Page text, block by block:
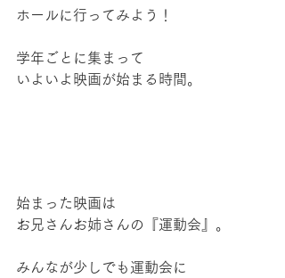
ホールに行ってみよう！
学年ごとに集まって
いよいよ映画が始まる時間。
始まった映画は
お兄さんお姉さんの『運動会』。
みんなが少しでも運動会に